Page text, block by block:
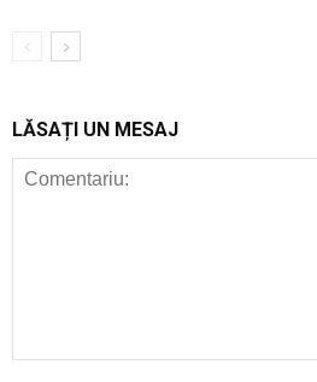
LĂSAȚI UN MESAJ